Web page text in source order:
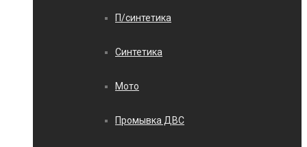
П/синтетика
Синтетика
Мото
Промывка ДВС